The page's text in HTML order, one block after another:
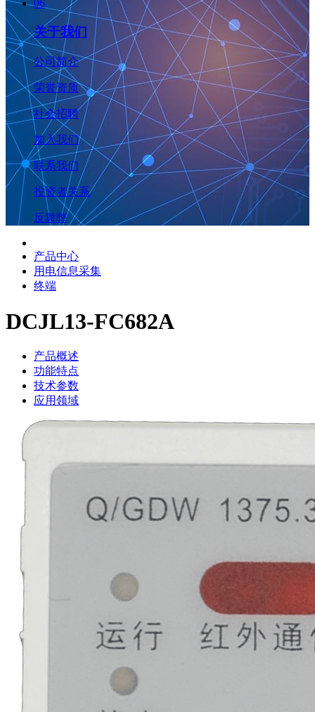
06
关于我们
公司简介
荣誉资质
社会招聘
加入我们
联系我们
投资者关系
反舞弊
产品中心
用电信息采集
终端
DCJL13-FC682A
产品概述
功能特点
技术参数
应用领域